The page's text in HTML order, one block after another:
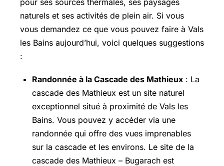
naturels et ses activités de plein air. Si vous
vous demandez ce que vous pouvez faire à Vals
les Bains aujourd’hui, voici quelques suggestions
:
Randonnée à la Cascade des Mathieux : La
cascade des Mathieux est un site naturel
exceptionnel situé à proximité de Vals les
Bains. Vous pouvez y accéder via une
randonnée qui offre des vues imprenables
sur la cascade et les environs. Le site de la
cascade des Mathieux – Bugarach est